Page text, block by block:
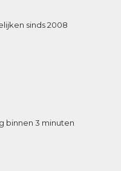
sinds 2008
binnen 3 minuten